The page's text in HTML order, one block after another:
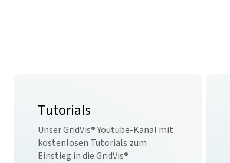
Tutorials
UnserGridVis® Youtube-Kanal mit
kostenlosen Tutorials zum
Einstieg in dieGridVis®